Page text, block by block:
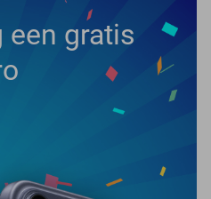
een gratis